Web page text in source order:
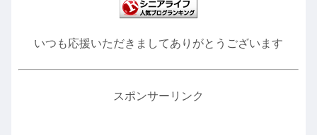
いつも応援いただきましてありがとうございます
スポンサーリンク